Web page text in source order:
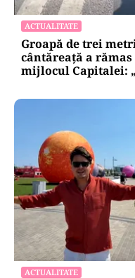
ACTUALITATE
Groapă de trei
cântăreață a
mijlocul Capitalei:
ACTUALITATE